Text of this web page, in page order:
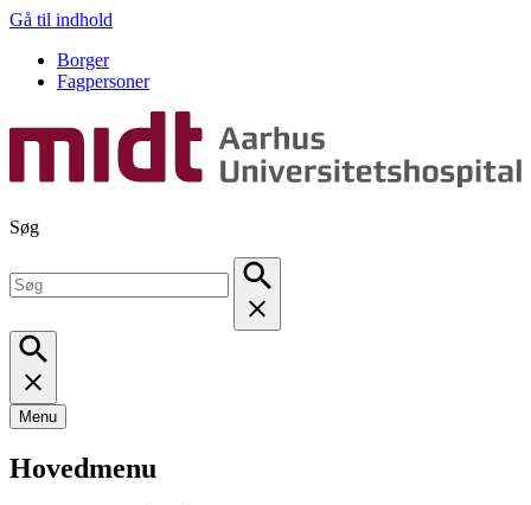
Gå til indhold
Borger
Fagpersoner
Søg
Menu
Hovedmenu